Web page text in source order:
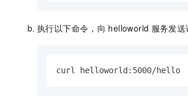
执行以下命令，向 helloworld 服务发送
curl helloworld:5000/hello
Happy 系列大模型 人工智能
AI 开发和 AI 应用解决方案
广告营销